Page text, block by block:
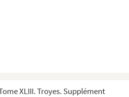
XLIII. Troyes. Supplément